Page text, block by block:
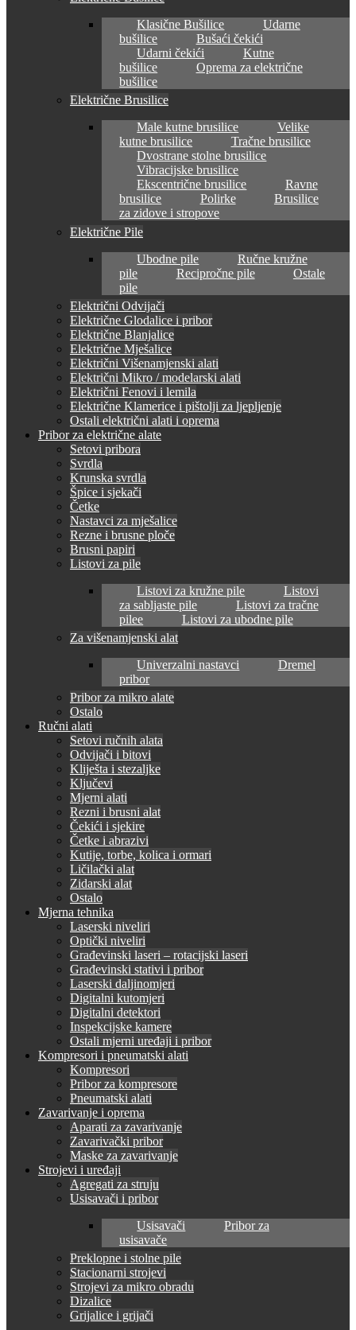
Klasične Bušilice
Udarne
bušilice
Bušaći čekići
Udarni čekići
Kutne
bušilice
Oprema za električne
bušilice
Električne Brusilice
Male kutne brusilice
Velike
kutne brusilice
Tračne brusilice
Dvostrane stolne brusilice
Vibracijske brusilice
Ekscentrične brusilice
Ravne
brusilice
Polirke
Brusilice
za zidove i stropove
Električne Pile
Ubodne pile
Ručne kružne
pile
Recipročne pile
Ostale
pile
Električni Odvijači
Električne Glodalice i pribor
Električne Blanjalice
Električne Mješalice
Električni Višenamjenski alati
Električni Mikro / modelarski alati
Električni Fenovi i lemila
Električne Klamerice i pištolji za ljepljenje
Ostali električni alati i oprema
Pribor za električne alate
Setovi pribora
Svrdla
Krunska svrdla
Špice i sjekači
Četke
Nastavci za mješalice
Rezne i brusne ploče
Brusni papiri
Listovi za pile
Listovi za kružne pile
Listovi
za sabljaste pile
Listovi za tračne
pilee
Listovi za ubodne pile
Za višenamjenski alat
Univerzalni nastavci
Dremel
pribor
Pribor za mikro alate
Ostalo
Ručni alati
Setovi ručnih alata
Odvijači i bitovi
Kliješta i stezaljke
Ključevi
Mjerni alati
Rezni i brusni alat
Čekići i sjekire
Četke i abrazivi
Kutije, torbe, kolica i ormari
Ličilački alat
Zidarski alat
Ostalo
Mjerna tehnika
Laserski niveliri
Optički niveliri
Građevinski laseri – rotacijski laseri
Građevinski stativi i pribor
Laserski daljinomjeri
Digitalni kutomjeri
Digitalni detektori
Inspekcijske kamere
Ostali mjerni uređaji i pribor
Kompresori i pneumatski alati
Kompresori
Pribor za kompresore
Pneumatski alati
Zavarivanje i oprema
Aparati za zavarivanje
Zavarivački pribor
Maske za zavarivanje
Strojevi i uređaji
Agregati za struju
Usisavači i pribor
Usisavači
Pribor za
usisavače
Preklopne i stolne pile
Stacionarni strojevi
Strojevi za mikro obradu
Dizalice
Grijalice i grijači